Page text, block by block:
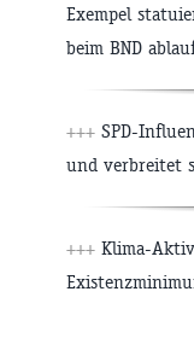
Exempel
beim BND
+++ SPD-
und verbreitet
+++ Klima-